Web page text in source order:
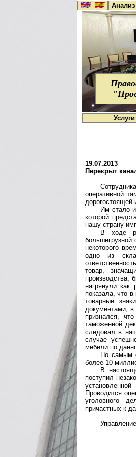
Анализ
Услуги
19.07.2013
Перекрыт
оперативной
дорогостоящей
Им стало
которой
нашу страну
В ходе
большегрузной
некоторого
одно из
товар,
производства,
нагрянули
показала, что
товарные
документами,
признался,
таможенной
следовал в
случае
мебели по
По самым
более 10
В
поступил
Проводится
уголовного
причастных к